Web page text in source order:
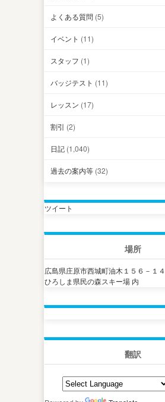
よくある質問 (5)
イベント (11)
スタッフ (1)
バッジテスト (11)
レッスン (17)
割引 (2)
日記 (1,040)
過去の案内等 (32)
ツイート
場所
広島県庄原市西城町油木１５６－１４
ひろしま県民の森スキー場 内
翻訳